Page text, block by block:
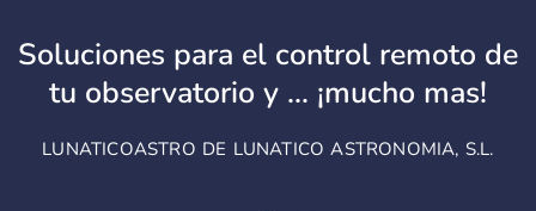
contenido
Soluciones para el control remoto de
tu observatorio y ... ¡mucho mas!
LUNATICOASTRO DE LUNATICO ASTRONOMIA, S.L.